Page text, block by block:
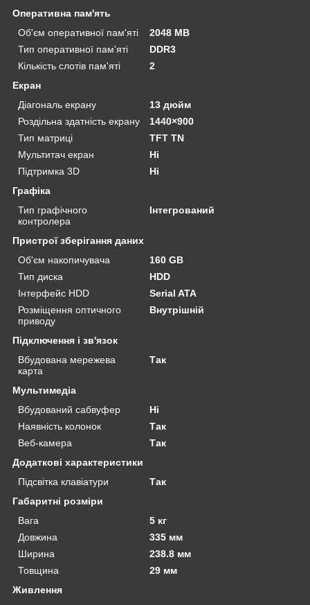
Оперативна пам'ять
Об'єм оперативної пам'яті
2048 MB
Тип оперативної пам'яті
DDR3
Кількість слотів пам'яті
2
Екран
Діагональ екрану
13 дюйм
Роздільна здатність екрану
1440×900
Тип матриці
TFT TN
Мультитач екран
Ні
Підтримка 3D
Ні
Графіка
Тип графічного
контролера
Інтегрований
Пристрої зберігання даних
Об'єм накопичувача
160 GB
Тип диска
HDD
Інтерфейс HDD
Serial ATA
Розміщення оптичного
приводу
Внутрішній
Підключення і зв'язок
Вбудована мережева
карта
Так
Мультимедіа
Вбудований сабвуфер
Ні
Наявність колонок
Так
Веб-камера
Так
Додаткові характеристики
Підсвітка клавіатури
Так
Габаритні розміри
Вага
5 кг
Довжина
335 мм
Ширина
238.8 мм
Товщина
29 мм
Живлення